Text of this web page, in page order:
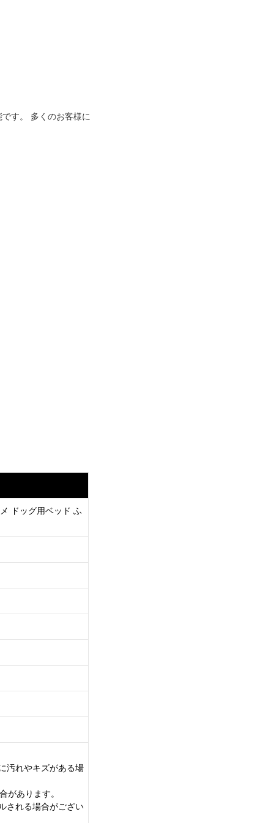
す。 多くのお客様に
ドッグ用ベッド ふ
汚れやキズがある場
があります。
される場合がござい